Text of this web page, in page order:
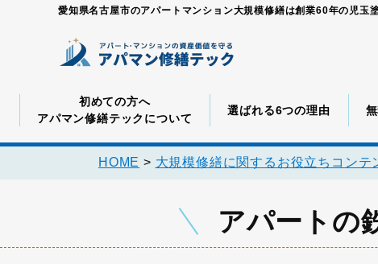
愛知県名古屋市のアパートマンション大規模修繕は創業60年の児玉
初めての方へ
アパマン修繕テックについて
選ばれる6つの理由
HOME > 大規模修繕に関するお役立ちコンテ
アパートの